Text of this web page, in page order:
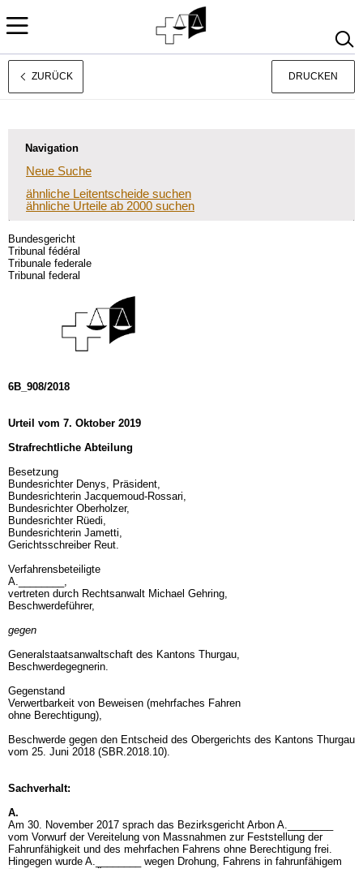
Français
ZURÜCK DRUCKEN
Navigation
Neue Suche
ähnliche Leitentscheide suchen
ähnliche Urteile ab 2000 suchen
Bundesgericht
Tribunal fédéral
Tribunale federale
Tribunal federal
6B_908/2018
Urteil vom 7. Oktober 2019
Strafrechtliche Abteilung
Besetzung
Bundesrichter Denys, Präsident,
Bundesrichterin Jacquemoud-Rossari,
Bundesrichter Oberholzer,
Bundesrichter Rüedi,
Bundesrichterin Jametti,
Gerichtsschreiber Reut.
Verfahrensbeteiligte
A.________,
vertreten durch Rechtsanwalt Michael Gehring,
Beschwerdeführer,
gegen
Generalstaatsanwaltschaft des Kantons Thurgau,
Beschwerdegegnerin.
Gegenstand
Verwertbarkeit von Beweisen (mehrfaches Fahren
ohne Berechtigung),
Beschwerde gegen den Entscheid des Obergerichts des Kantons Thurgau
vom 25. Juni 2018 (SBR.2018.10).
Sachverhalt:
A.
Am 30. November 2017 sprach das Bezirksgericht Arbon A.________
vom Vorwurf der Vereitelung von Massnahmen zur Feststellung der
Fahrunfähigkeit und des mehrfachen Fahrens ohne Berechtigung frei.
Hingegen wurde A.________ wegen Drohung, Fahrens in fahrunfähigem